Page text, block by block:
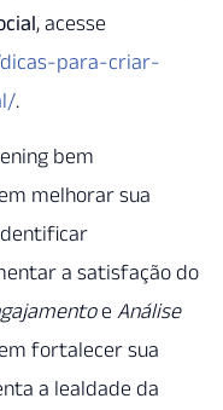
, acesse
para-criar-
.
bem
melhorar sua
a satisfação do
e Análise
fortalecer sua
a lealdade da